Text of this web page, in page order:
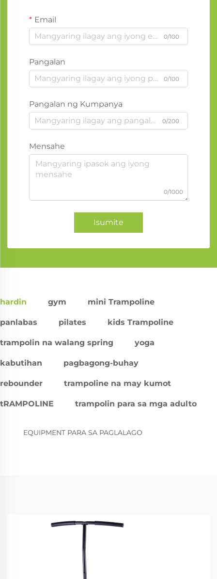
Email
0/100
Pangalan
0/100
Pangalan ng Kumpanya
0/200
Mensahe
0/1000
Isumite
hardin gym mini Trampoline
panlabas pilates kids Trampoline
trampolin na walang spring yoga
kabutihan pagbagong-buhay
rebounder trampoline na may kumot
tRAMPOLINE trampolin para sa mga adulto
EQUIPMENT PARA SA PAGLALAGO